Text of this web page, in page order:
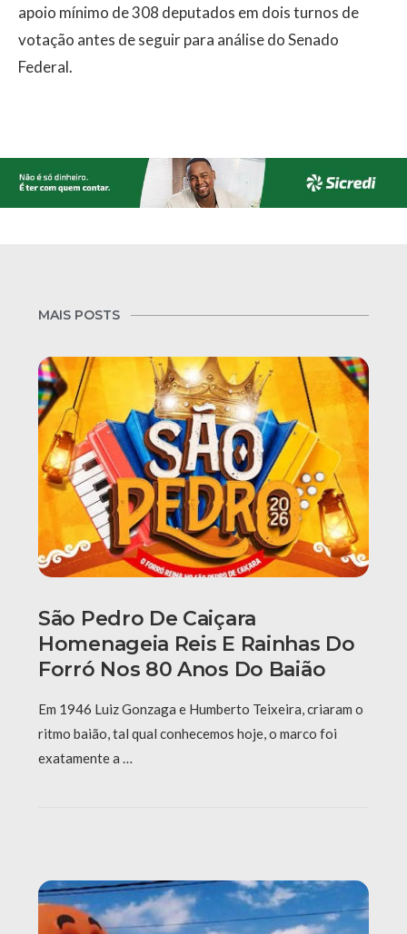
apoio mínimo de 308 deputados em dois turnos de
votação antes de seguir para análise doSenado
Federal.
MAIS POSTS
São Pedro De Caiçara
Homenageia Reis E Rainhas Do
Forró Nos 80 Anos Do Baião
Em 1946 Luiz Gonzaga e Humberto Teixeira, criaram o
ritmo baião, tal qual conhecemos hoje, o marco foi
exatamente a …